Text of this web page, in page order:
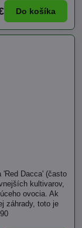
Do košíka
Dacca' (často
kultivarov,
ovocia. Ak
záhrady, toto je